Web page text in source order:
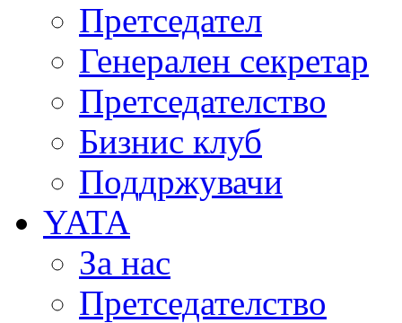
Претседател
Генерален секретар
Претседателство
Бизнис клуб
Поддржувачи
YATA
За нас
Претседателство